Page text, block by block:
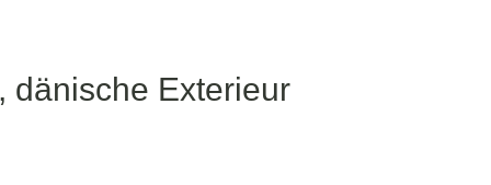
dänische Exterieur